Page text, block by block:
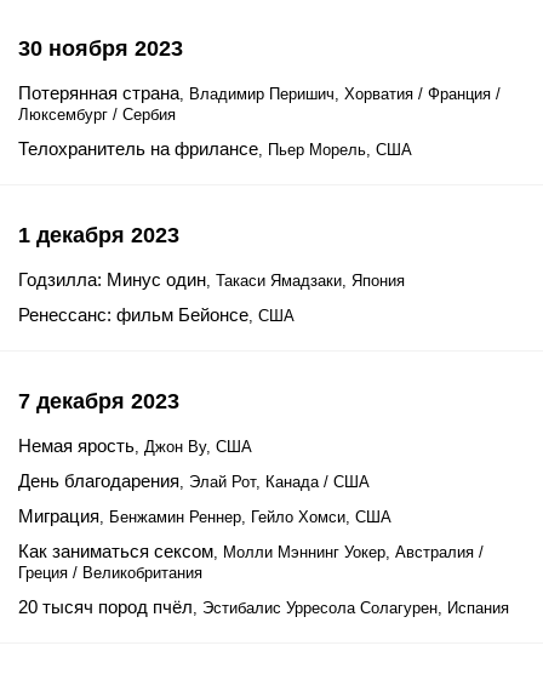
30 ноября 2023
Потерянная страна, Владимир Перишич, Хорватия / Франция /
Люксембург / Сербия
Телохранитель на фрилансе, Пьер Морель, США
1 декабря 2023
Годзилла: Минус один, Такаси Ямадзаки, Япония
Ренессанс: фильм Бейонсе, США
7 декабря 2023
Немая ярость, Джон Ву, США
День благодарения, Элай Рот, Канада / США
Миграция, Бенжамин Реннер, Гейло Хомси, США
Как заниматься сексом, Молли Мэннинг Уокер, Австралия /
Греция / Великобритания
20 тысяч пород пчёл, Эстибалис Урресола Солагурен, Испания